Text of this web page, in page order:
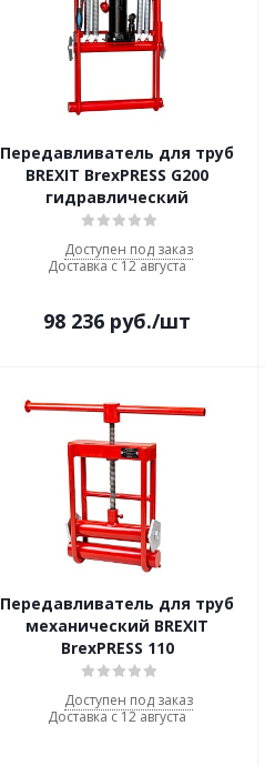
Передавливатель для труб
BREXIT BrexPRESS G200
гидравлический
Доступен под заказ
Доставка с 12 августа
98 236 руб./шт
Передавливатель для труб
механический BREXIT
BrexPRESS 110
Доступен под заказ
Доставка с 12 августа